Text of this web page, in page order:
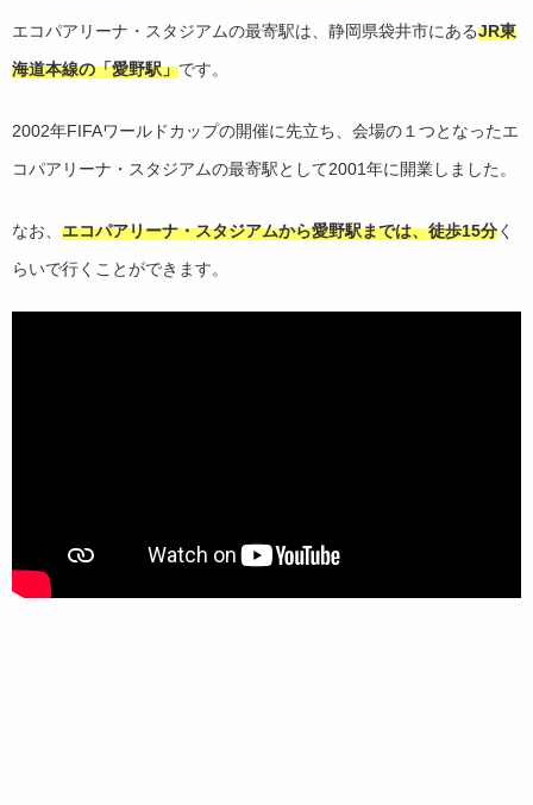
エコパアリーナ・スタジアムの最寄駅は、静岡県袋井市にあるJR東
海道本線の「愛野駅」です。
2002年FIFAワールドカップの開催に先立ち、会場の１つとなったエ
コパアリーナ・スタジアムの最寄駅として2001年に開業しました。
なお、 エコパアリーナ・スタジアムから愛野駅までは、徒歩15分く
らいで行くことができます。